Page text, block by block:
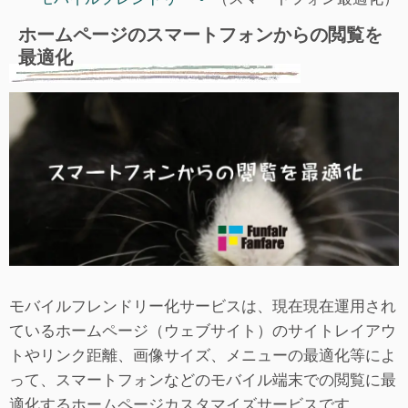
ホームページのスマートフォンからの閲覧を
最適化
モバイルフレンドリー化サービスは、現在現在運用され
ているホームページ（ウェブサイト）のサイトレイアウ
トやリンク距離、画像サイズ、メニューの最適化等によ
って、スマートフォンなどのモバイル端末での閲覧に最
適化するホームページカスタマイズサービスです。